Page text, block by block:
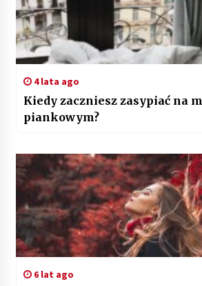
4 lata ago
Kiedy zaczniesz zasypiać na
piankowym?
6 lat ago